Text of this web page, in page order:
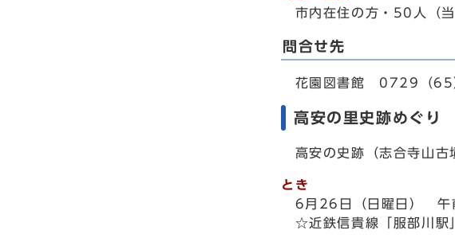
市内在住の方・50人（当
問合せ先
花園図書館 0729（65
高安の里史跡めぐり
高安の史跡（志合寺山古
とき
6月26日（日曜日） 午前
☆近鉄信貴線「服部川駅